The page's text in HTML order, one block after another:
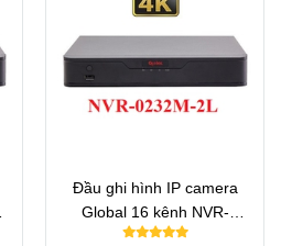
Đầu ghi hình IP camera
Global 16 kênh NVR-
0232M-2L